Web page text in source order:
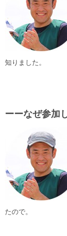
知りました。
ーーなぜ参加
たので。